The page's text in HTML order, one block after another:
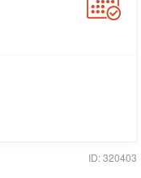
ID: 320403